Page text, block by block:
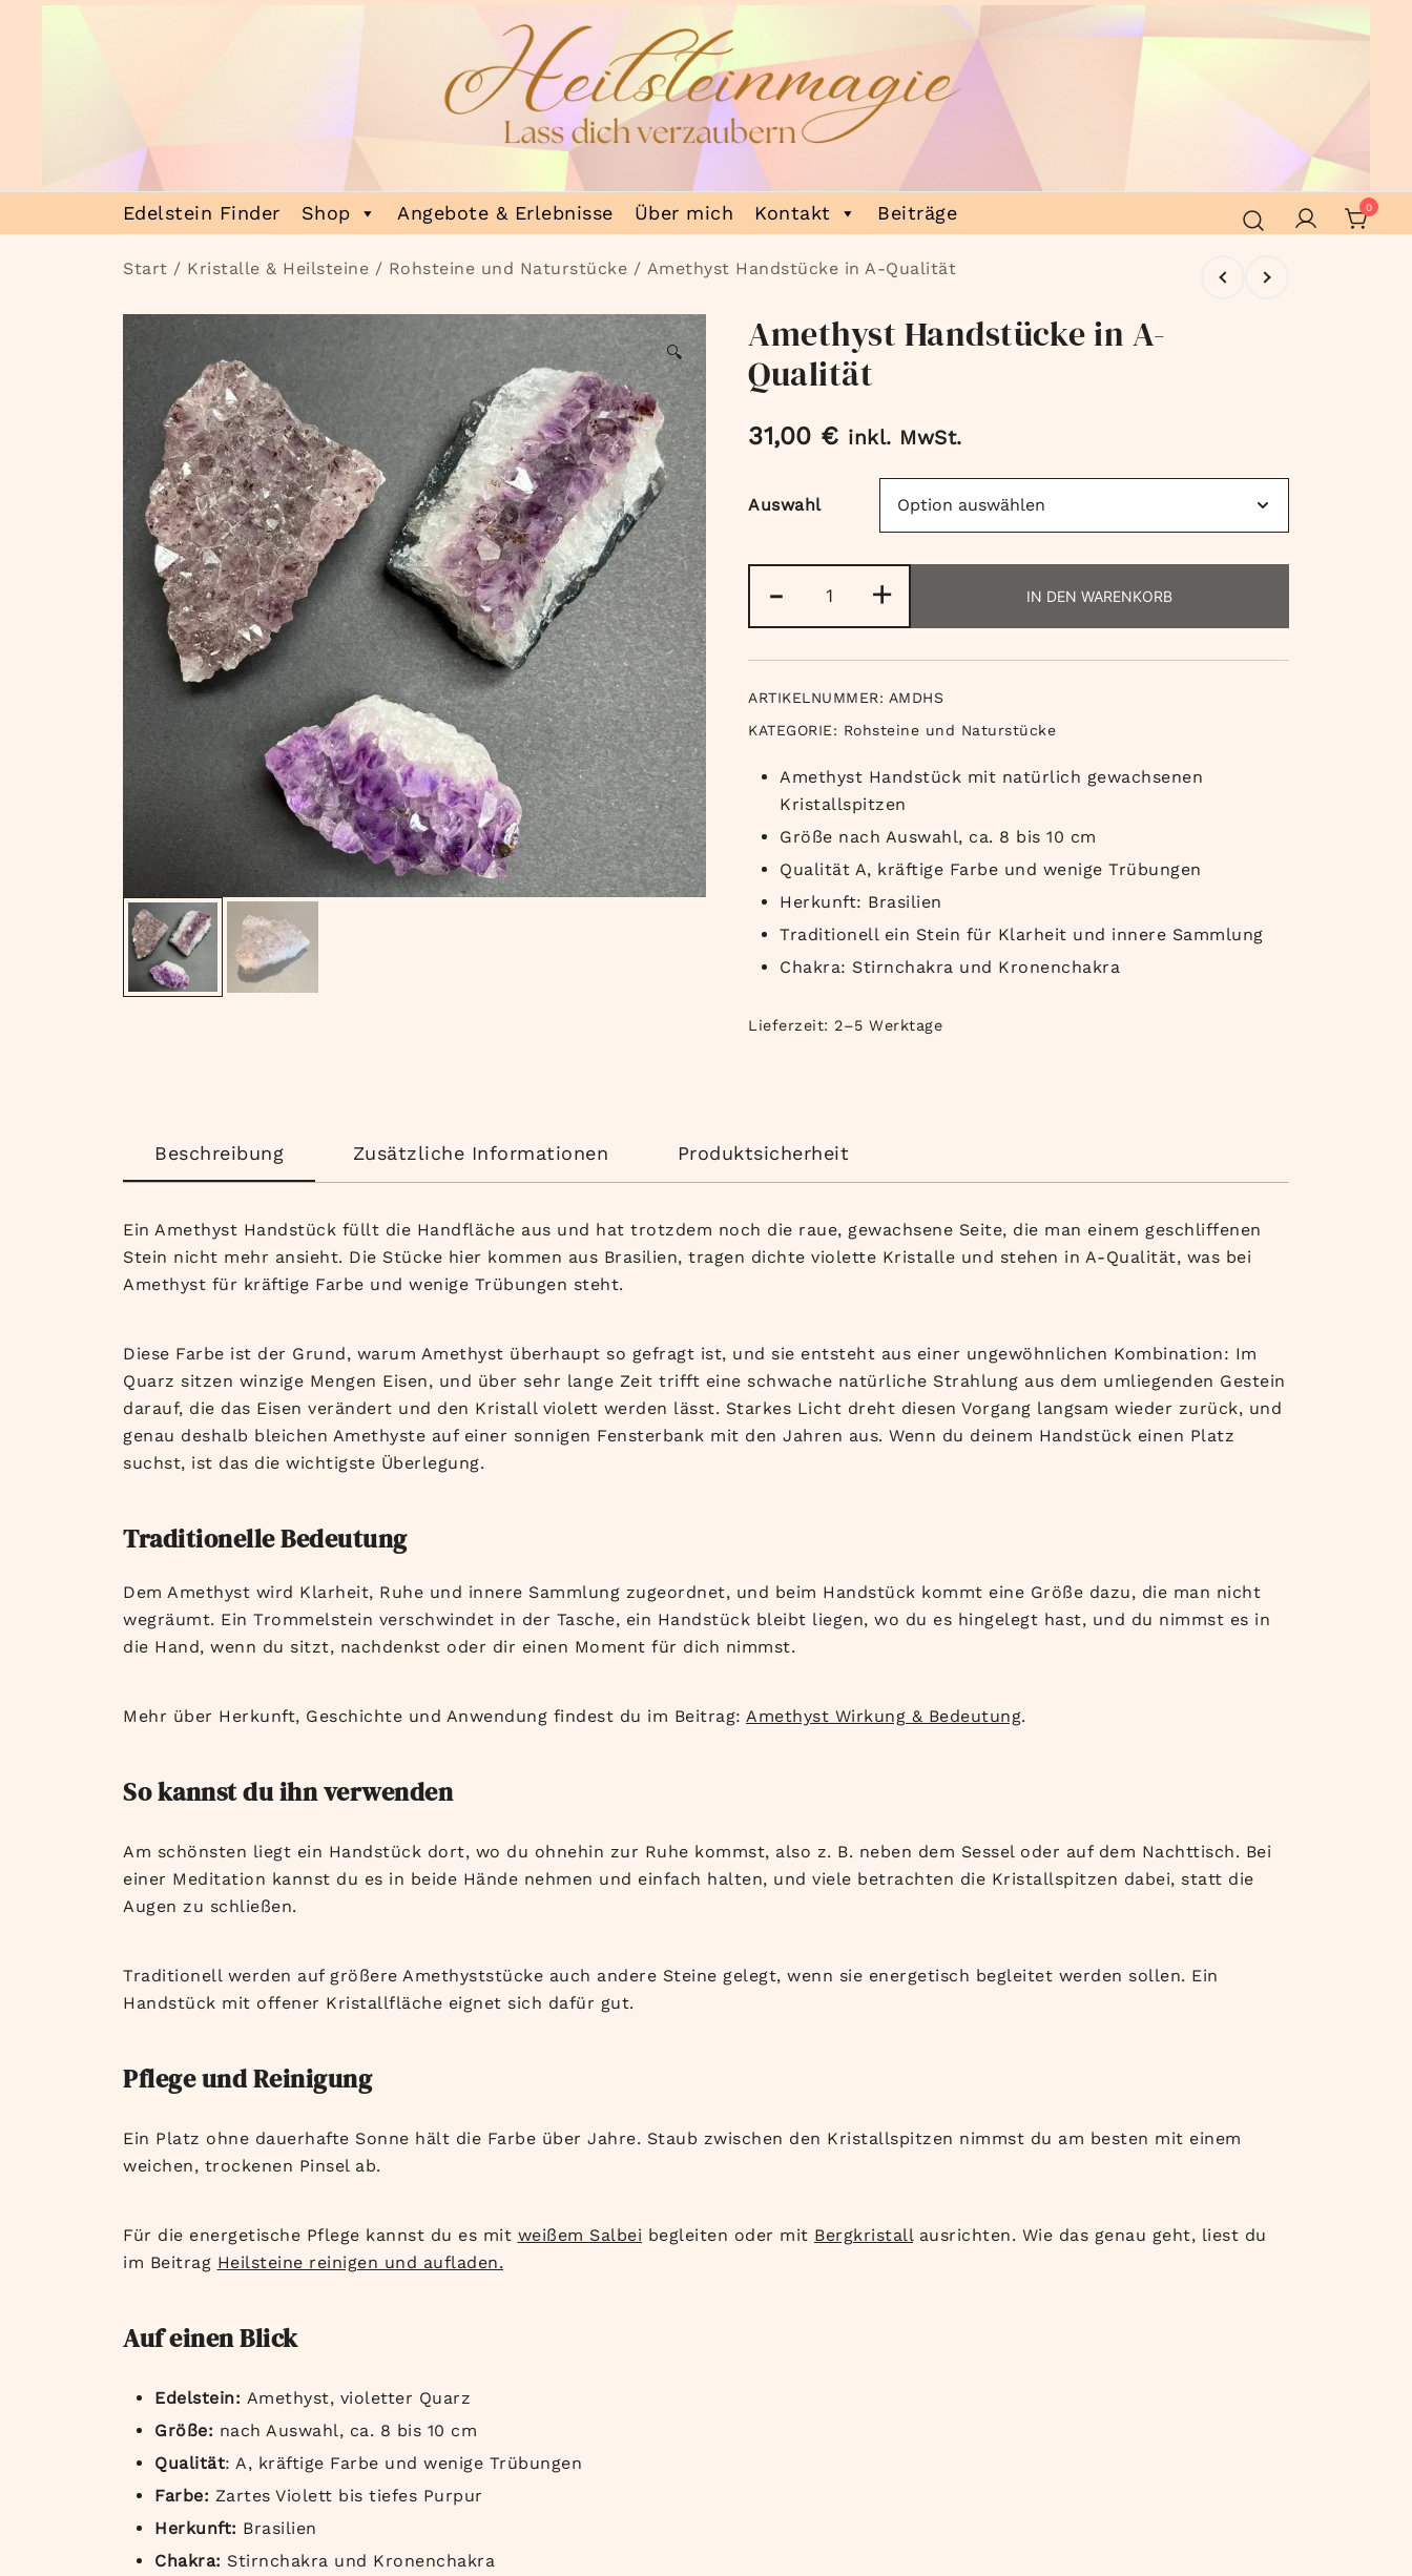
Heilsteinmagie
Lass dich verzaubern
Edelstein Finder Shop Angebote & Erlebnisse Über mich Kontakt Beiträge 0
Start / Kristalle & Heilsteine / Rohsteine und Naturstücke / Amethyst Handstücke in A-Qualität
🔍
Amethyst Handstücke in A-
Qualität
31,00 € inkl. MwSt.
Auswahl
-
Handstücke
in
A-
Qualität
+ IN DEN WARENKORB
ARTIKELNUMMER: AMDHS
KATEGORIE: Rohsteine und Naturstücke
Amethyst Handstück mit natürlich gewachsenen
Kristallspitzen
Größe nach Auswahl, ca. 8 bis 10 cm
Qualität A, kräftige Farbe und wenige Trübungen
Herkunft: Brasilien
Traditionell ein Stein für Klarheit und innere Sammlung
Chakra: Stirnchakra und Kronenchakra
Lieferzeit: 2–5 Werktage
Beschreibung Zusätzliche Informationen Produktsicherheit
Ein Amethyst Handstück füllt die Handfläche aus und hat trotzdem noch die raue, gewachsene Seite, die man einem geschliffenen
Stein nicht mehr ansieht. Die Stücke hier kommen aus Brasilien, tragen dichte violette Kristalle und stehen in A-Qualität, was bei
Amethyst für kräftige Farbe und wenige Trübungen steht.
Diese Farbe ist der Grund, warum Amethyst überhaupt so gefragt ist, und sie entsteht aus einer ungewöhnlichen Kombination: Im
Quarz sitzen winzige Mengen Eisen, und über sehr lange Zeit trifft eine schwache natürliche Strahlung aus dem umliegenden Gestein
darauf, die das Eisen verändert und den Kristall violett werden lässt. Starkes Licht dreht diesen Vorgang langsam wieder zurück, und
genau deshalb bleichen Amethyste auf einer sonnigen Fensterbank mit den Jahren aus. Wenn du deinem Handstück einen Platz
suchst, ist das die wichtigste Überlegung.
Traditionelle Bedeutung
Dem Amethyst wird Klarheit, Ruhe und innere Sammlung zugeordnet, und beim Handstück kommt eine Größe dazu, die man nicht
wegräumt. Ein Trommelstein verschwindet in der Tasche, ein Handstück bleibt liegen, wo du es hingelegt hast, und du nimmst es in
die Hand, wenn du sitzt, nachdenkst oder dir einen Moment für dich nimmst.
Mehr über Herkunft, Geschichte und Anwendung findest du im Beitrag: Amethyst Wirkung & Bedeutung.
So kannst du ihn verwenden
Am schönsten liegt ein Handstück dort, wo du ohnehin zur Ruhe kommst, also z. B. neben dem Sessel oder auf dem Nachttisch. Bei
einer Meditation kannst du es in beide Hände nehmen und einfach halten, und viele betrachten die Kristallspitzen dabei, statt die
Augen zu schließen.
Traditionell werden auf größere Amethyststücke auch andere Steine gelegt, wenn sie energetisch begleitet werden sollen. Ein
Handstück mit offener Kristallfläche eignet sich dafür gut.
Pflege und Reinigung
Ein Platz ohne dauerhafte Sonne hält die Farbe über Jahre. Staub zwischen den Kristallspitzen nimmst du am besten mit einem
weichen, trockenen Pinsel ab.
Für die energetische Pflege kannst du es mit weißem Salbei begleiten oder mit Bergkristallausrichten. Wie das genau geht, liest du
im Beitrag Heilsteine reinigen und aufladen.
Auf einen Blick
Edelstein: Amethyst, violetter Quarz
Größe: nach Auswahl, ca. 8 bis 10 cm
Qualität: A, kräftige Farbe und wenige Trübungen
Farbe: Zartes Violett bis tiefes Purpur
Herkunft: Brasilien
Chakra: Stirnchakra und Kronenchakra